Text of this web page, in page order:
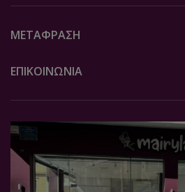
ΜΕΤΆΦΡΑΣΗ
ΕΠΙΚΟΙΝΩΝΙΑ